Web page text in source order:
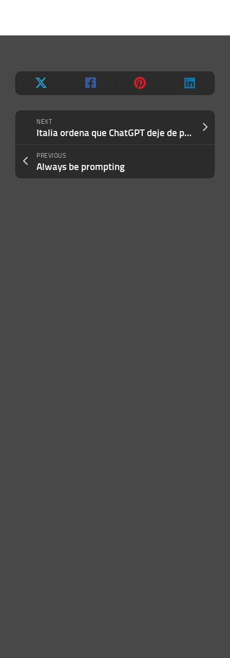
NEXT
Italia ordena que ChatGPT deje de procesar datos de sus ciudadanos de manera inmediata
PREVIOUS
Always be prompting